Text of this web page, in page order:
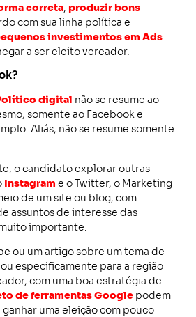
correta, produzir bons
com sua linha política e
investimentos em Ads
a ser eleito vereador.
digital não se resume ao
somente ao Facebook e
Aliás, não se resume somente
o candidato explorar outras
Instagram e o Twitter, o Marketing
de um site ou blog, com
assuntos de interesse das
importante.
ou um artigo sobre um tema de
especificamente para a região
com uma boa estratégia de
de ferramentas Google podem
uma eleição com pouco